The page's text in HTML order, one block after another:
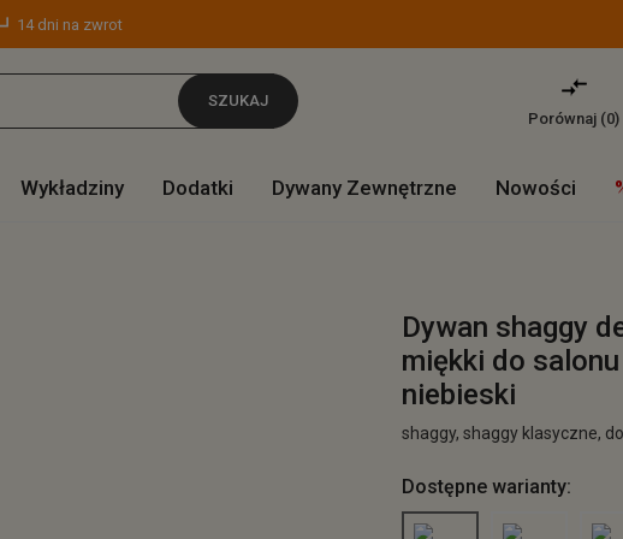
14 dni na zwrot
SZUKAJ
Porównaj (0)
Wykładziny Dodatki Dywany Zewnętrzne Nowości
Dywan shaggy
miękki do
niebieski
shaggy, shaggy klasyczne,
Dostępne warianty: